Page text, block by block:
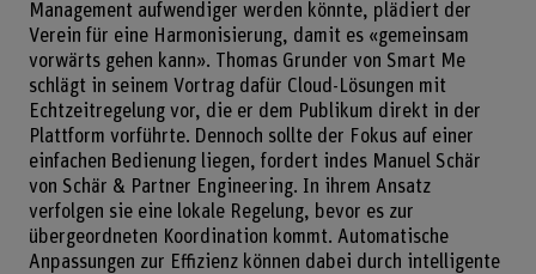
Management aufwendiger werden könnte, plädiert der
Verein für eine Harmonisierung, damit es «gemeinsam
vorwärts gehen kann». Thomas Grunder von Smart Me
schlägt in seinem Vortrag dafür Cloud-Lösungen mit
Echtzeitregelung vor, die er dem Publikum direkt in der
Plattform vorführte. Dennoch sollte der Fokus auf einer
einfachen Bedienung liegen, fordert indes Manuel Schär
von Schär & Partner Engineering. In ihrem Ansatz
verfolgen sie eine lokale Regelung, bevor es zur
übergeordneten Koordination kommt. Automatische
Anpassungen zur Effizienz können dabei durch intelligente